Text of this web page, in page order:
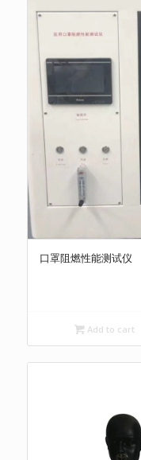
口罩阻燃性能测试仪
Add to cart